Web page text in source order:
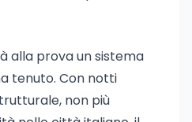
alla prova un sistema
tenuto. Con notti
non più